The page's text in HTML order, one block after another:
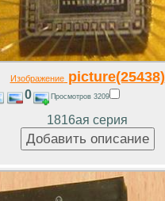
Изображениеpicture(25438)
0 Просмотров 3209
1816ая серия